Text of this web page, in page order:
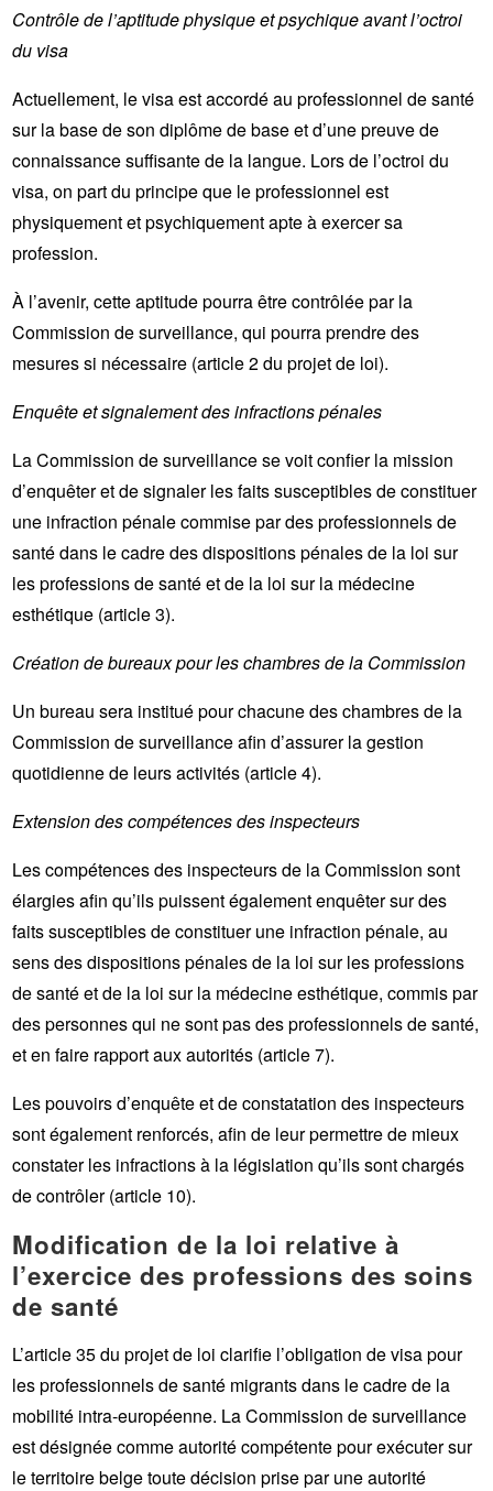
Contrôle de l’aptitude physique et psychique avant l’octroi
du visa
Actuellement, le visa est accordé au professionnel de santé
sur la base de son diplôme de base et d’une preuve de
connaissance suffisante de la langue. Lors de l’octroi du
visa, on part du principe que le professionnel est
physiquement et psychiquement apte à exercer sa
profession.
À l’avenir, cette aptitude pourra être contrôlée par la
Commission de surveillance, qui pourra prendre des
mesures si nécessaire (article 2 du projet de loi).
Enquête et signalement des infractions pénales
La Commission de surveillance se voit confier la mission
d’enquêter et de signaler les faits susceptibles de constituer
une infraction pénale commise par des professionnels de
santé dans le cadre des dispositions pénales de la loi sur
les professions de santé et de la loi sur la médecine
esthétique (article 3).
Création de bureaux pour les chambres de la Commission
Un bureau sera institué pour chacune des chambres de la
Commission de surveillance afin d’assurer la gestion
quotidienne de leurs activités (article 4).
Extension des compétences des inspecteurs
Les compétences des inspecteurs de la Commission sont
élargies afin qu’ils puissent également enquêter sur des
faits susceptibles de constituer une infraction pénale, au
sens des dispositions pénales de la loi sur les professions
de santé et de la loi sur la médecine esthétique, commis par
des personnes qui ne sont pas des professionnels de santé,
et en faire rapport aux autorités (article 7).
Les pouvoirs d’enquête et de constatation des inspecteurs
sont également renforcés, afin de leur permettre de mieux
constater les infractions à la législation qu’ils sont chargés
de contrôler (article 10).
Modification de la loi relative à
l’exercice des professions des soins
de santé
L’article 35 du projet de loi clarifie l’obligation de visa pour
les professionnels de santé migrants dans le cadre de la
mobilité intra-européenne. La Commission de surveillance
est désignée comme autorité compétente pour exécuter sur
le territoire belge toute décision prise par une autorité